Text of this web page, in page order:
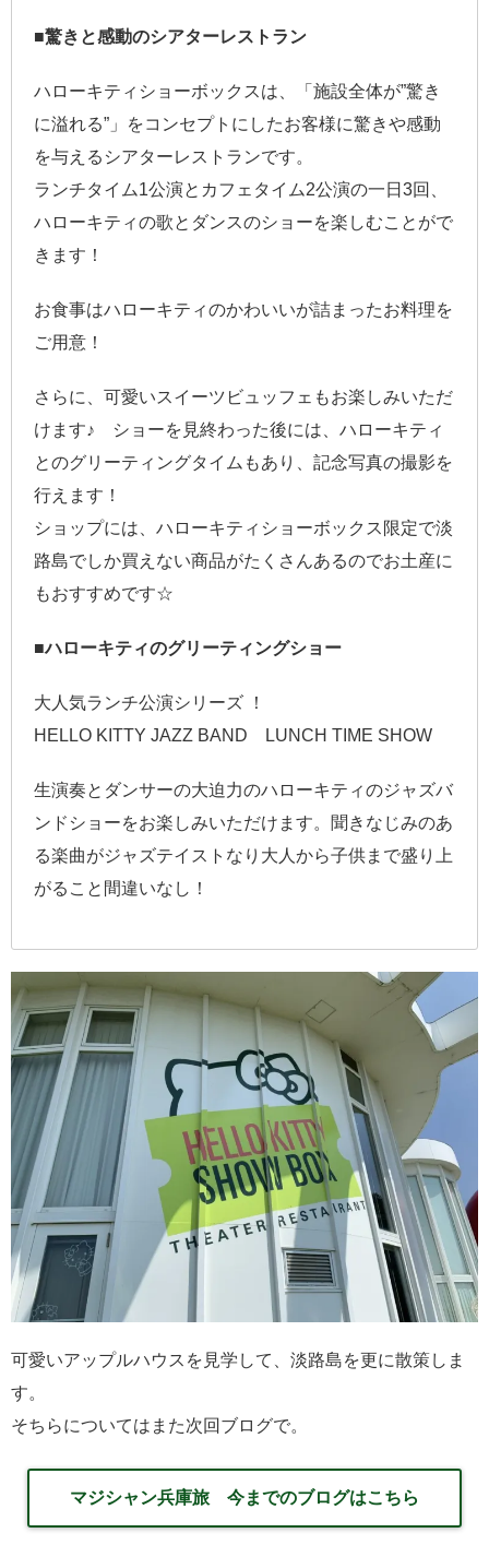
■驚きと感動のシアターレストラン
ハローキティショーボックスは、「施設全体が”驚き
に溢れる”」をコンセプトにしたお客様に驚きや感動
を与えるシアターレストランです。
ランチタイム1公演とカフェタイム2公演の一日3回、
ハローキティの歌とダンスのショーを楽しむことがで
きます！
お食事はハローキティのかわいいが詰まったお料理を
ご用意！
さらに、可愛いスイーツビュッフェもお楽しみいただ
けます♪ ショーを見終わった後には、ハローキティ
とのグリーティングタイムもあり、記念写真の撮影を
行えます！
ショップには、ハローキティショーボックス限定で淡
路島でしか買えない商品がたくさんあるのでお土産に
もおすすめです☆
■ハローキティのグリーティングショー
大人気ランチ公演シリーズ ！
HELLO KITTY JAZZ BAND LUNCH TIME SHOW
生演奏とダンサーの大迫力のハローキティのジャズバ
ンドショーをお楽しみいただけます。聞きなじみのあ
る楽曲がジャズテイストなり大人から子供まで盛り上
がること間違いなし！
可愛いアップルハウスを見学して、淡路島を更に散策しま
す。
そちらについてはまた次回ブログで。
マジシャン兵庫旅 今までのブログはこちら